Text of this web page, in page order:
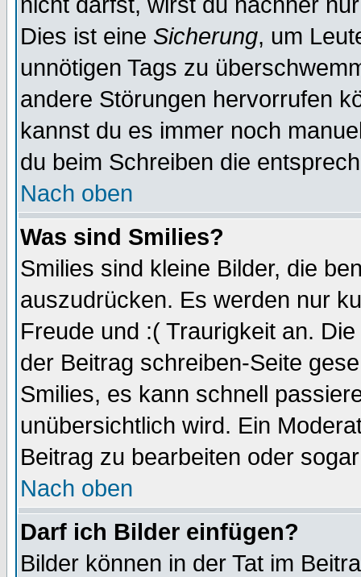
Dies ist eine Sicherung, um
unnötigen Tags zu
andere Störungen hervorrufen
kannst du es immer noch
du beim Schreiben die
Nach oben
Was sind Smilies?
Smilies sind kleine Bilder, die
auszudrücken. Es werden nur
Freude und :( Traurigkeit an.
der Beitrag schreiben-Seite
Smilies, es kann schnell
unübersichtlich wird. Ein
Beitrag zu bearbeiten oder
Nach oben
Darf ich Bilder einfügen?
Bilder können in der Tat im